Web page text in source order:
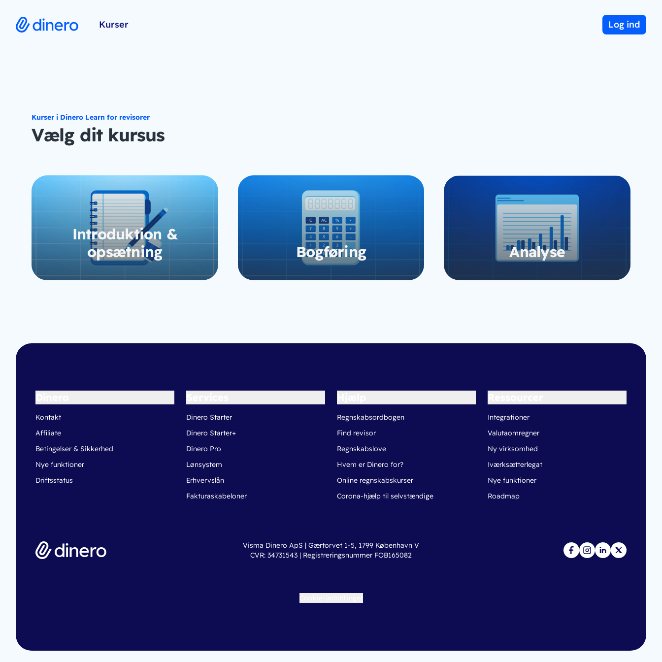
Kurser Log ind
Kurser i Dinero Learn for revisorer
Vælg dit kursus
Introduktion &
opsætning
Bogføring Analyse
Kontakt
Affiliate
Betingelser & Sikkerhed
Nye funktioner
Driftsstatus
Dinero Starter
Dinero Starter+
Dinero Pro
Lønsystem
Erhvervslån
Fakturaskabeloner
Regnskabsordbogen
Find revisor
Regnskabslove
Hvem er Dinero for?
Online regnskabskurser
Corona-hjælp til selvstændige
Integrationer
Valutaomregner
Ny virksomhed
Iværksætterlegat
Nye funktioner
Roadmap
Visma Dinero ApS | Gærtorvet 1-5, 1799 København V
CVR: 34731543 | Registreringsnummer FOB165082